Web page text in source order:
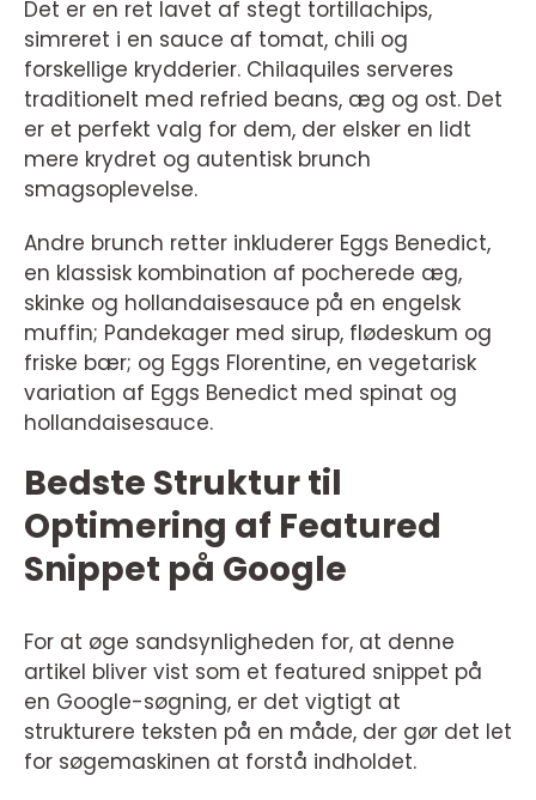
Det er en ret lavet af stegt tortillachips,
simreret i en sauce af tomat, chili og
forskellige krydderier. Chilaquiles serveres
traditionelt med refried beans, æg og ost. Det
er et perfekt valg for dem, der elsker en lidt
mere krydret og autentisk brunch
smagsoplevelse.
Andre brunch retter inkluderer Eggs Benedict,
en klassisk kombination af pocherede æg,
skinke og hollandaisesauce på en engelsk
muffin; Pandekager med sirup, flødeskum og
friske bær; og Eggs Florentine, en vegetarisk
variation af Eggs Benedict med spinat og
hollandaisesauce.
Bedste Struktur til
Optimering af Featured
Snippet på Google
For at øge sandsynligheden for, at denne
artikel bliver vist som et featured snippet på
en Google-søgning, er det vigtigt at
strukturere teksten på en måde, der gør det let
for søgemaskinen at forstå indholdet.